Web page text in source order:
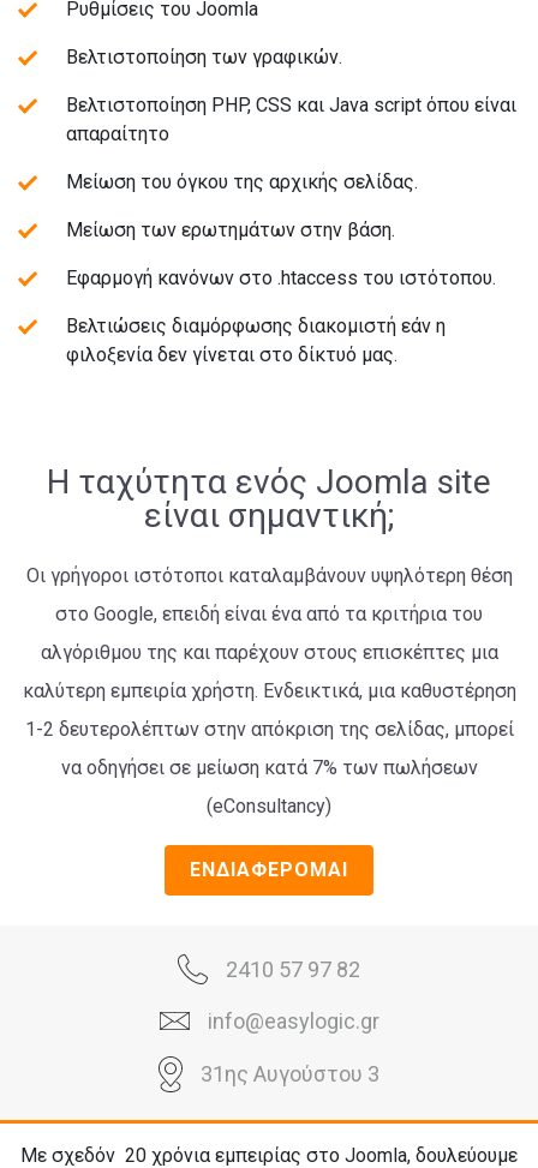
Ρυθμίσεις του Joomla
Βελτιστοποίηση των γραφικών.
Βελτιστοποίηση PHP, CSS και Java script όπου είναι
απαραίτητο
Μείωση του όγκου της αρχικής σελίδας.
Μείωση των ερωτημάτων στην βάση.
Εφαρμογή κανόνων στο .htaccess του ιστότοπου.
Βελτιώσεις διαμόρφωσης διακομιστή εάν η
φιλοξενία δεν γίνεται στο δίκτυό μας.
Η ταχύτητα ενός Joomla site
είναι σημαντική;
Οι γρήγοροι ιστότοποι καταλαμβάνουν υψηλότερη θέση
στο Google, επειδή είναι ένα από τα κριτήρια του
αλγόριθμου της και παρέχουν στους επισκέπτες μια
καλύτερη εμπειρία χρήστη. Ενδεικτικά, μια καθυστέρηση
1-2 δευτερολέπτων στην απόκριση της σελίδας, μπορεί
να οδηγήσει σε μείωση κατά 7% των πωλήσεων
(eConsultancy)
ΕΝΔΙΑΦΕΡΟΜΑΙ
2410 57 97 82
info@easylogic.gr
31ης Αυγούστου 3
Με σχεδόν 20 χρόνια εμπειρίας στο Joomla, δουλεύουμε